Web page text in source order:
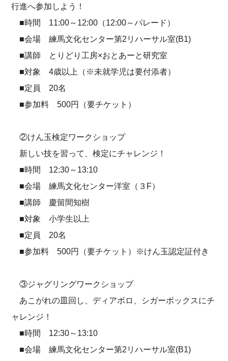
行進へ参加しよう！
■時間 11:00～12:00（12:00～パレード）
■会場 練馬文化センター第2リハーサル室(B1)
■講師 とりどり工房×おとあーと研究室
■対象 4歳以上（※未就学児は要付添者）
■定員 20名
■参加料 500円（要チケット）
②けん玉検定ワークショップ
新しい技を習って、検定にチャレンジ！
■時間 12:30～13:10
■会場 練馬文化センター洋室（３F）
■講師 慶留間知樹
■対象 小学生以上
■定員 20名
■参加料 500円（要チケット）※けん玉認定証付き
③ジャグリングワークショップ
あこがれの皿回し、ディアボロ、シガーボックスにチ
ャレンジ！
■時間 12:30～13:10
■会場 練馬文化センター第2リハーサル室(B1)